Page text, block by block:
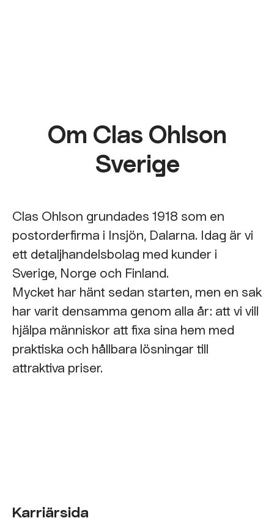
Om Clas Ohlson
Sverige
Clas Ohlson grundades 1918 som en
postorderfirma i Insjön, Dalarna. Idag är vi
ett detaljhandelsbolag med kunder i
Sverige, Norge och Finland.
Mycket har hänt sedan starten, men en sak
har varit densamma genom alla år: att vi vill
hjälpa människor att fixa sina hem med
praktiska och hållbara lösningar till
attraktiva priser.
Karriärsida